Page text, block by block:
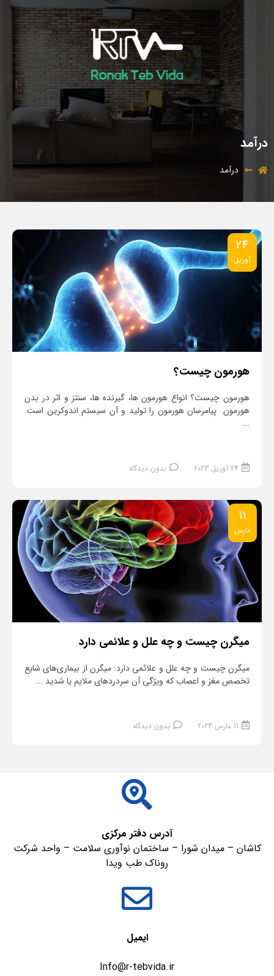
درآمد
درآمد
24
آوریل
هورمون چیست؟
هورمون چیست؟ انواع هورمون ها، گیرنده ها، سنتز و اثر در بدن
هورمون پیامرسان هورمون را تولید و آن سیستم اندوکرین است.
...
24 آوریل 2023 بدون دیدگاه
ادامه مطلب
11
مارس
میگرن چیست و چه علل و علائمی دارد
میگرن چیست و چه علل و علائمی دارد: میگرن از بیماری‌های شایع
تخصص مغز و اعصاب که ویژگی آن سردردهای ملایم یا شدید ...
11 مارس 2023 بدون دیدگاه
آدرس دفتر مرکزی
کاشان – میدان شورا – ساختمان نوآوری سلامت – واحد شرکت
روناک طب ویدا
ایمیل
Info@r-tebvida.ir